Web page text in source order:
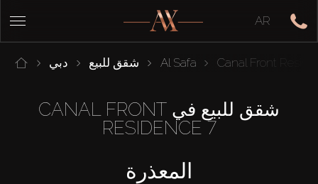
AR
دبي شقق للبيع Al Safa Canal Front
شقق للبيع في CANAL FRONT
RESIDENCE 7
المعذرة